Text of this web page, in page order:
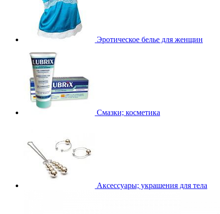
Эротическое белье для женщин
Смазки; косметика
Аксессуары; украшения для тела